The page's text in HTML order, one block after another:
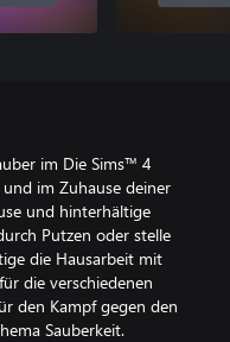
im Die Sims™ 4
im Zuhause deiner
und hinterhältige
Putzen oder stelle
die Hausarbeit mit
die verschiedenen
den Kampf gegen den
Sauberkeit.